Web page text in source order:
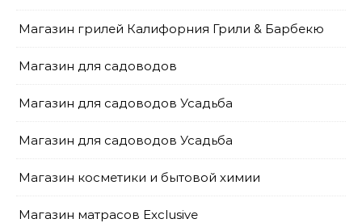
Магазин грилей Калифорния Грили & Барбекю
Магазин для садоводов
Магазин для садоводов Усадьба
Магазин для садоводов Усадьба
Магазин косметики и бытовой химии
Магазин матрасов Exclusive